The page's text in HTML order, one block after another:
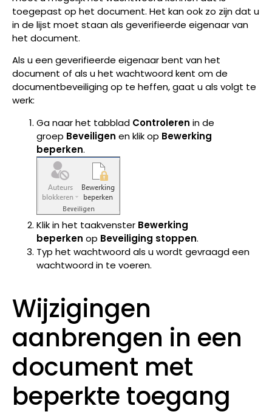
toegepast op het document. Het kan ook zo zijn dat u
in de lijst moet staan als geverifieerde eigenaar van
het document.
Als u een geverifieerde eigenaar bent van het
document of als u het wachtwoord kent om de
documentbeveiliging op te heffen, gaat u als volgt te
werk:
Ga naar het tabblad Controleren in de
groep Beveiligen en klik op Bewerking
beperken.
Klik in het taakvenster Bewerking
beperken op Beveiliging stoppen.
Typ het wachtwoord als u wordt gevraagd een
wachtwoord in te voeren.
Wijzigingen
aanbrengen in een
document met
beperkte toegang